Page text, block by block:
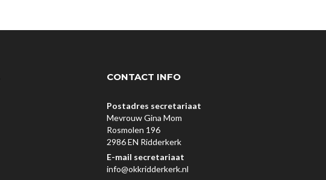
CONTACT INFO
Postadres secretariaat
Mevrouw Gina Mom
Rosmolen 196
2986 EN Ridderkerk
E-mail secretariaat
info@okkridderkerk.nl